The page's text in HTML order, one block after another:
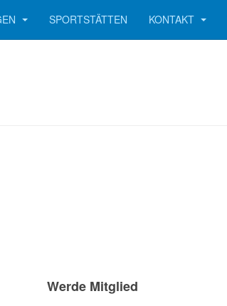
SPORTSTÄTTEN KONTAKT
Werde Mitglied